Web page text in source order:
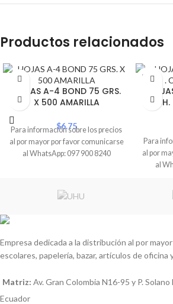
Productos relacionados
HOJAS A-4 BOND 75 GRS.
X 500 AMARILLA
$6.75
Para información sobre los precios
al por mayor por favor comunicarse
al WhatsApp: 097 900 8240
SOLD
OUT
PROMO
Para
al por
al
Empresa dedicada a la distribución al por
escolares, papelería, bazar, artículos de oficina
Matriz: Av. Gran Colombia N16-95 y P.
Ecuador